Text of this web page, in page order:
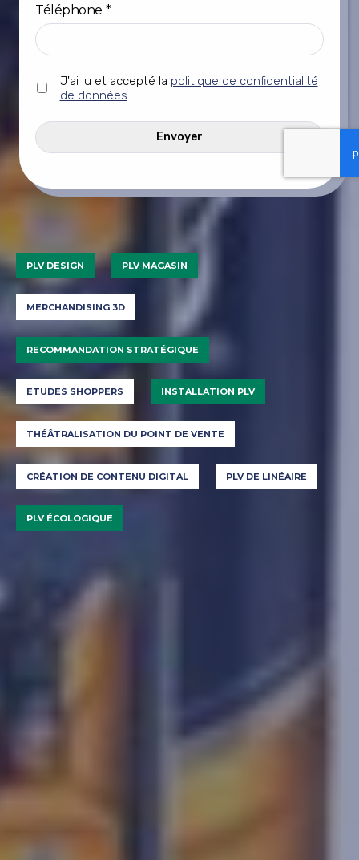
PLV DESIGN PLV MAGASIN
MERCHANDISING 3D
RECOMMANDATION STRATÉGIQUE
ETUDES SHOPPERS INSTALLATION PLV
THÉÂTRALISATION DU POINT DE VENTE
CRÉATION DE CONTENU DIGITAL PLV DE LINÉAIRE
PLV ÉCOLOGIQUE
Téléphone *
Sans
titre
J'ai lu et accepté la politique de confidentialité
de données
CAPTCHA